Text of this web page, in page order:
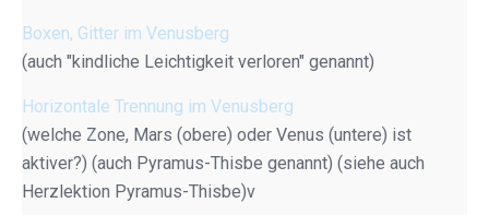
Boxen, Gitter im Venusberg
(auch "kindliche Leichtigkeit verloren" genannt)
Horizontale Trennung im Venusberg
(welche Zone, Mars (obere) oder Venus (untere) ist
aktiver?) (auch Pyramus-Thisbe genannt) (siehe auch
Herzlektion Pyramus-Thisbe)v